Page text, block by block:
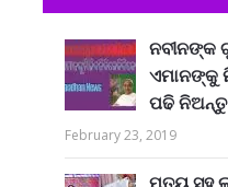
ନବୀନଙ୍କ
ଏମାନଙ୍କୁ
ପଢି ନିଅନ୍ତୁ
February 23, 2019